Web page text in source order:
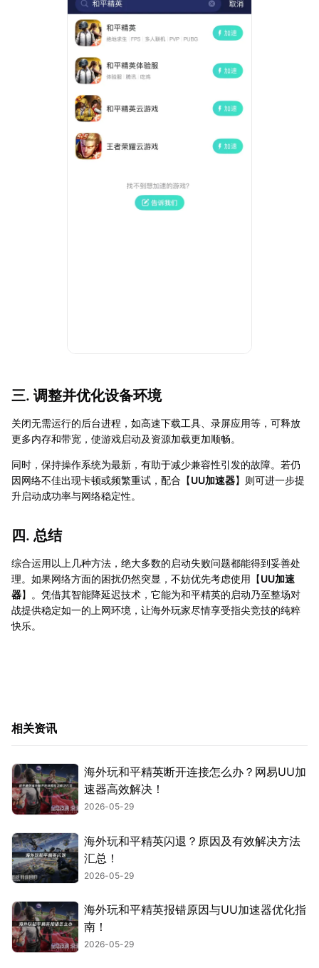
三. 调整并优化设备环境
关闭无需运行的后台进程，如高速下载工具、录屏应用等，可释放
更多内存和带宽，使游戏启动及资源加载更加顺畅。
同时，保持操作系统为最新，有助于减少兼容性引发的故障。若仍
因网络不佳出现卡顿或频繁重试，配合【UU加速器】则可进一步提
升启动成功率与网络稳定性。
四. 总结
综合运用以上几种方法，绝大多数的启动失败问题都能得到妥善处
理。如果网络方面的困扰仍然突显，不妨优先考虑使用【UU加速
器】。凭借其智能降延迟技术，它能为和平精英的启动乃至整场对
战提供稳定如一的上网环境，让海外玩家尽情享受指尖竞技的纯粹
快乐。
相关资讯
海外玩和平精英断开连接怎么办？网易UU加
速器高效解决！
2026-05-29
海外玩和平精英闪退？原因及有效解决方法
汇总！
2026-05-29
海外玩和平精英报错原因与UU加速器优化指
南！
2026-05-29